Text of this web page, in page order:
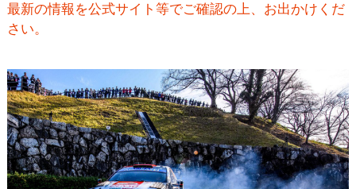
最新の情報を公式サイト等でご確認の上、お出かけくだ
さい。